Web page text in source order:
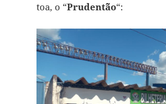
toa, o “Prudent˜ão“: